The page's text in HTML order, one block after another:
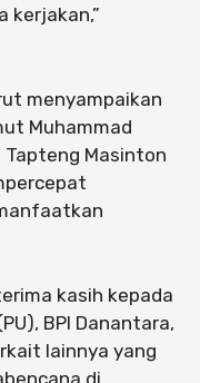
kerjakan,”
menyampaikan
Muhammad
Masinton
kasih kepada
BPI Danantara,
lainnya yang